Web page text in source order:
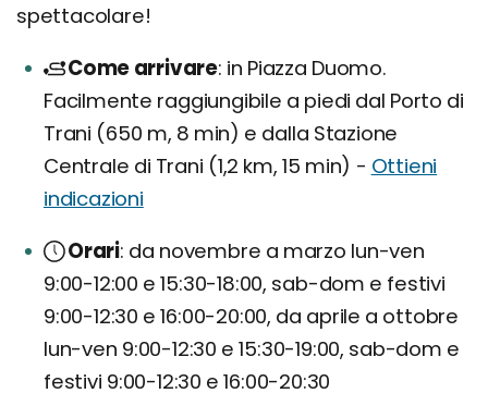
spettacolare!
Come arrivare in Piazza Duomo.
Facilmente raggiungibile a piedi dal Porto di
Trani (650 m, 8 min) e dalla Stazione
Centrale di Trani (1,2 km, 15 min) - Ottieni
indicazioni
Orari da novembre a marzo lun-ven
9:00-12:00 e 15:30-18:00, sab-dom e festivi
9:00-12:30 e 16:00-20:00, da aprile a ottobre
lun-ven 9:00-12:30 e 15:30-19:00, sab-dom e
festivi 9:00-12:30 e 16:00-20:30